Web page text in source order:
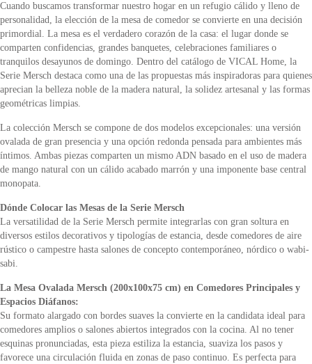
Cuando buscamos transformar nuestro hogar en un refugio cálido y lleno de
personalidad, la elección de la mesa de comedor se convierte en una decisión
primordial. La mesa es el verdadero corazón de la casa: el lugar donde se
comparten confidencias, grandes banquetes, celebraciones familiares o
tranquilos desayunos de domingo. Dentro del catálogo de VICAL Home, la
Serie Mersch destaca como una de las propuestas más inspiradoras para quienes
aprecian la belleza noble de la madera natural, la solidez artesanal y las formas
geométricas limpias.
La colección Mersch se compone de dos modelos excepcionales: una versión
ovalada de gran presencia y una opción redonda pensada para ambientes más
íntimos. Ambas piezas comparten un mismo ADN basado en el uso de madera
de mango natural con un cálido acabado marrón y una imponente base central
monopata.
Dónde Colocar las Mesas de la Serie Mersch
La versatilidad de la Serie Mersch permite integrarlas con gran soltura en
diversos estilos decorativos y tipologías de estancia, desde comedores de aire
rústico o campestre hasta salones de concepto contemporáneo, nórdico o wabi-
sabi.
La Mesa Ovalada Mersch (200x100x75 cm) en Comedores Principales y
Espacios Diáfanos:
Su formato alargado con bordes suaves la convierte en la candidata ideal para
comedores amplios o salones abiertos integrados con la cocina. Al no tener
esquinas pronunciadas, esta pieza estiliza la estancia, suaviza los pasos y
favorece una circulación fluida en zonas de paso continuo. Es perfecta para